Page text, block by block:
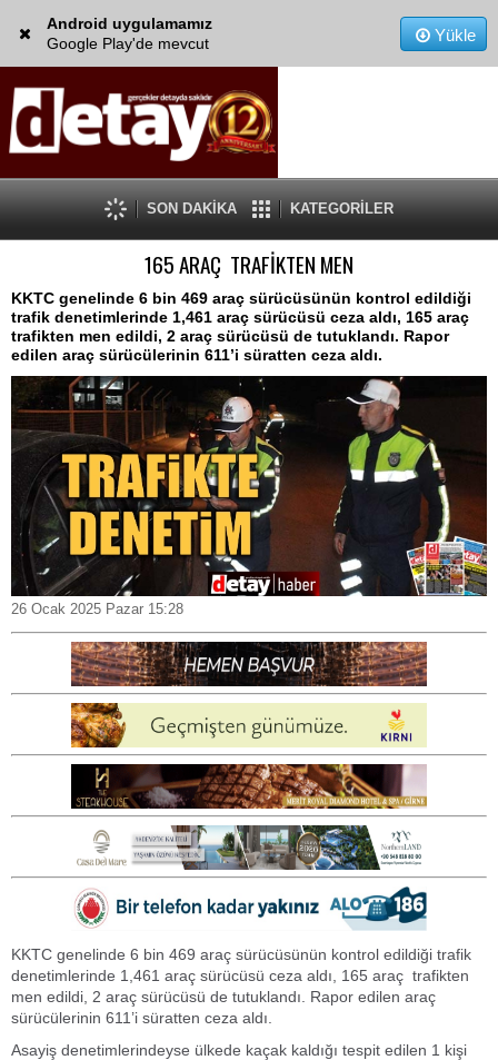
Android uygulamamız
Google Play'de mevcut
Yükle
SON DAKİKA KATEGORİLER
165 ARAÇ TRAFİKTEN MEN
KKTC genelinde 6 bin 469 araç sürücüsünün kontrol edildiği
trafik denetimlerinde 1,461 araç sürücüsü ceza aldı, 165 araç
trafikten men edildi, 2 araç sürücüsü de tutuklandı. Rapor
edilen araç sürücülerinin 611’i süratten ceza aldı.
26 Ocak 2025 Pazar 15:28
KKTC genelinde 6 bin 469 araç sürücüsünün kontrol edildiği trafik
denetimlerinde 1,461 araç sürücüsü ceza aldı, 165 araç trafikten
men edildi, 2 araç sürücüsü de tutuklandı. Rapor edilen araç
sürücülerinin 611’i süratten ceza aldı.
Asayiş denetimlerindeyse ülkede kaçak kaldığı tespit edilen 1 kişi